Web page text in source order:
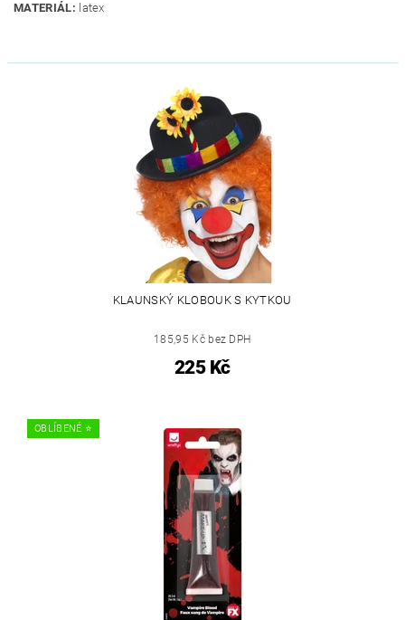
MATERIÁL: latex
KLAUNSKÝ KLOBOUK S KYTKOU
185,95 Kč bez DPH
225 Kč
OBLÍBENÉ ⭐️